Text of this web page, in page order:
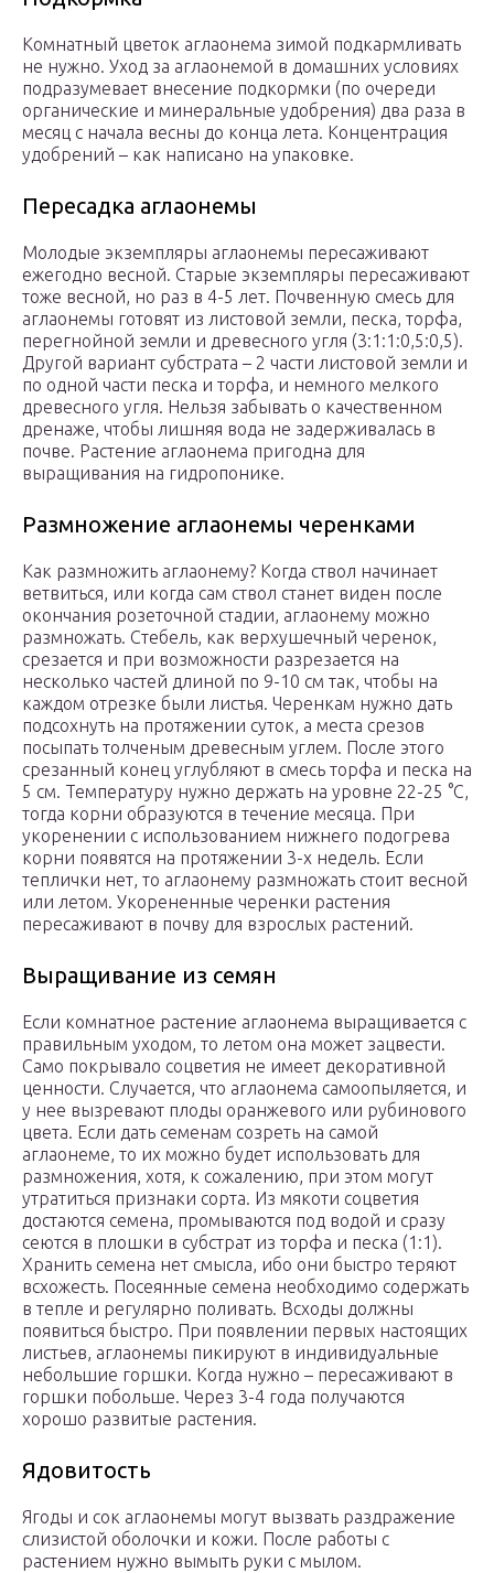
Комнатный цветок аглаонема зимой подкармливать
не нужно. Уход за аглаонемой в домашних условиях
подразумевает внесение подкормки (по очереди
органические и минеральные удобрения) два раза в
месяц с начала весны до конца лета. Концентрация
удобрений – как написано на упаковке.
Пересадка аглаонемы
Молодые экземпляры аглаонемы пересаживают
ежегодно весной. Старые экземпляры пересаживают
тоже весной, но раз в 4-5 лет. Почвенную смесь для
аглаонемы готовят из листовой земли, песка, торфа,
перегнойной земли и древесного угля (3:1:1:0,5:0,5).
Другой вариант субстрата – 2 части листовой земли и
по одной части песка и торфа, и немного мелкого
древесного угля. Нельзя забывать о качественном
дренаже, чтобы лишняя вода не задерживалась в
почве. Растение аглаонема пригодна для
выращивания на гидропонике.
Размножение аглаонемы черенками
Как размножить аглаонему? Когда ствол начинает
ветвиться, или когда сам ствол станет виден после
окончания розеточной стадии, аглаонему можно
размножать. Стебель, как верхушечный черенок,
срезается и при возможности разрезается на
несколько частей длиной по 9-10 см так, чтобы на
каждом отрезке были листья. Черенкам нужно дать
подсохнуть на протяжении суток, а места срезов
посыпать толченым древесным углем. После этого
срезанный конец углубляют в смесь торфа и песка на
5 см. Температуру нужно держать на уровне 22-25 °C,
тогда корни образуются в течение месяца. При
укоренении с использованием нижнего подогрева
корни появятся на протяжении 3-х недель. Если
теплички нет, то аглаонему размножать стоит весной
или летом. Укорененные черенки растения
пересаживают в почву для взрослых растений.
Выращивание из семян
Если комнатное растение аглаонема выращивается с
правильным уходом, то летом она может зацвести.
Само покрывало соцветия не имеет декоративной
ценности. Случается, что аглаонема самоопыляется, и
у нее вызревают плоды оранжевого или рубинового
цвета. Если дать семенам созреть на самой
аглаонеме, то их можно будет использовать для
размножения, хотя, к сожалению, при этом могут
утратиться признаки сорта. Из мякоти соцветия
достаются семена, промываются под водой и сразу
сеются в плошки в субстрат из торфа и песка (1:1).
Хранить семена нет смысла, ибо они быстро теряют
всхожесть. Посеянные семена необходимо содержать
в тепле и регулярно поливать. Всходы должны
появиться быстро. При появлении первых настоящих
листьев, аглаонемы пикируют в индивидуальные
небольшие горшки. Когда нужно – пересаживают в
горшки побольше. Через 3-4 года получаются
хорошо развитые растения.
Ядовитость
Ягоды и сок аглаонемы могут вызвать раздражение
слизистой оболочки и кожи. После работы с
растением нужно вымыть руки с мылом.